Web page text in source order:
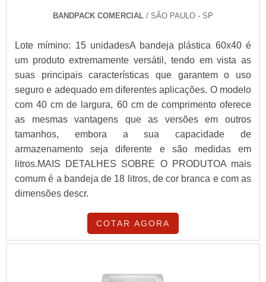
BANDPACK COMERCIAL / SÃO PAULO - SP
Lote mímino: 15 unidadesA bandeja plástica 60x40 é
um produto extremamente versátil, tendo em vista as
suas principais características que garantem o uso
seguro e adequado em diferentes aplicações. O modelo
com 40 cm de largura, 60 cm de comprimento oferece
as mesmas vantagens que as versões em outros
tamanhos, embora a sua capacidade de
armazenamento seja diferente e são medidas em
litros.MAIS DETALHES SOBRE O PRODUTOA mais
comum é a bandeja de 18 litros, de cor branca e com as
dimensões descr.
COTAR AGORA